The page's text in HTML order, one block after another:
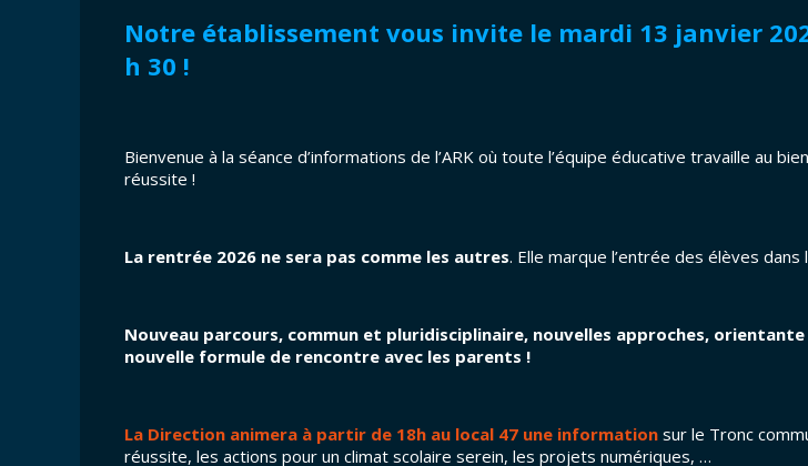
Notre établissement vous invite le mardi 13 janvier
h 30 !
Bienvenue à la séance d’informations de l’ARK où toute l’équipe éducative travaille au
réussite !
La rentrée 2026 ne sera pas comme les autres. Elle marque l’entrée des élèves
Nouveau parcours, commun et pluridisciplinaire, nouvelles approches,
nouvelle formule de rencontre avec les parents !
La Direction animera à partir de 18h au local 47 une information sur le Tronc
réussite, les actions pour un climat scolaire serein, les projets numériques, …